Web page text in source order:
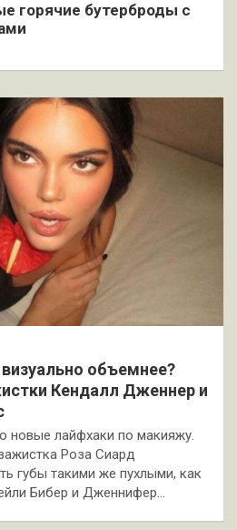
горячие бутерброды с
объемнее?
Кендалл Дженнер и
новые лайфхаки по макияжу.
Роза Сиард
губы такими же пухлыми, как
Бибер и Дженнифер…